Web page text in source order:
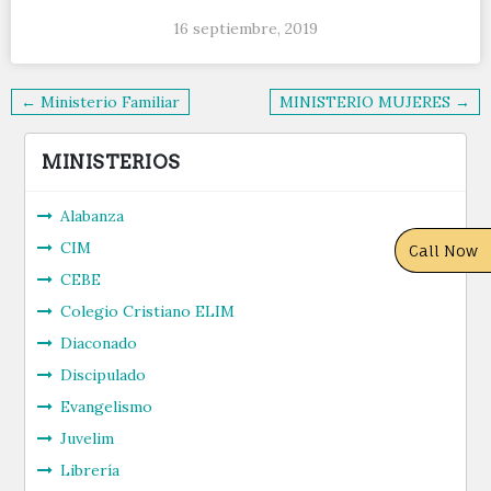
16 septiembre, 2019
Navegación
de
entradas
← Ministerio Familiar MINISTERIO MUJERES →
MINISTERIOS
Alabanza
CIM
CEBE
Colegio Cristiano ELIM
Diaconado
Discipulado
Evangelismo
Juvelim
Librería
Call Now